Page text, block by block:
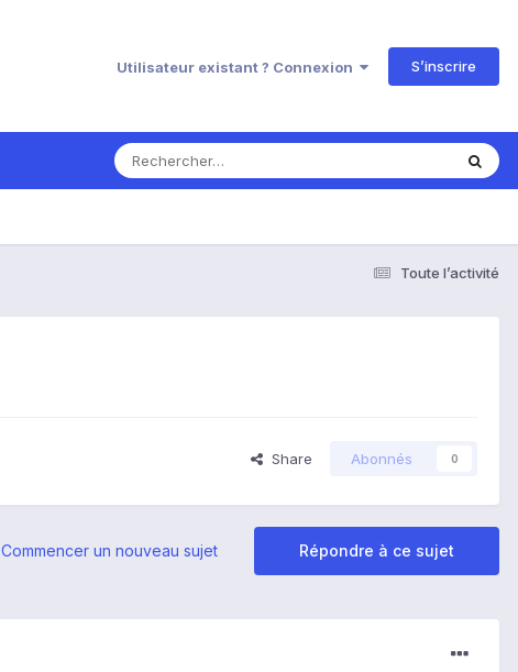
Utilisateur existant ? Connexion S’inscrire
Toute l’activité
Share Abonnés 0
Répondre à ce sujet
Commencer un nouveau sujet